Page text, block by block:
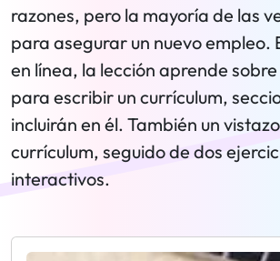
razones, pero la mayoría de las
para asegurar un nuevo empleo.
en línea, la lección aprende sobre
para escribir un currículum,
incluirán en él. También un
currículum, seguido de dos
interactivos.